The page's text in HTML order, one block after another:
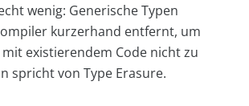
wenig: Generische Typen
kurzerhand entfernt, um
existierendem Code nicht zu
spricht von Type Erasure.